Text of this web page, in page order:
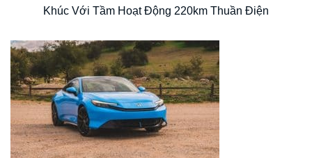
Khúc Với Tầm Hoạt Động 220km Thuần Điện